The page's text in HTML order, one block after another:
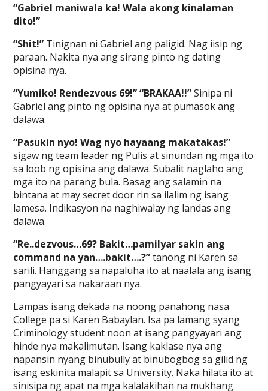
“Gabriel maniwala ka! Wala akong kinalaman
dito!”
“Shit!” Tinignan ni Gabriel ang paligid. Nag iisip ng
paraan. Nakita nya ang sirang pinto ng dating
opisina nya.
“Yumiko! Rendezvous 69!” “BRAKAA!!”Sinipa ni
Gabriel ang pinto ng opisina nya at pumasok ang
dalawa.
“Pasukin nyo! Wag nyo hayaang makatakas!”
sigaw ng team leader ng Pulis at sinundan ng mga ito
sa loob ng opisina ang dalawa. Subalit naglaho ang
mga ito na parang bula. Basag ang salamin na
bintana at may secret door rin sa ilalim ng isang
lamesa. Indikasyon na naghiwalay ng landas ang
dalawa.
“Re..dezvous…69? Bakit…pamilyar sakin ang
command na yan….bakit….?”tanong ni Karen sa
sarili. Hanggang sa napaluha ito at naalala ang isang
pangyayari sa nakaraan nya.
Lampas isang dekada na noong panahong nasa
College pa si Karen Babaylan. Isa pa lamang syang
Criminology student noon at isang pangyayari ang
hinde nya makalimutan. Isang kaklase nya ang
napansin nyang binubully at binubogbog sa gilid ng
isang eskinita malapit sa University. Naka hilata ito at
sinisipa ng apat na mga kalalakihan na mukhang